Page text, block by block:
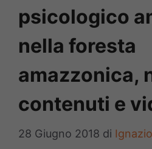
psicologico
nella foresta
amazzonica,
contenuti e
28 Giugno 2018 di